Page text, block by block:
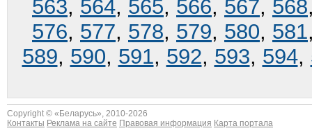
563, 564, 565, 566, 567, 568
576, 577, 578, 579, 580, 581
589, 590, 591, 592, 593, 594,
Copyright © « Беларусь», 2010-2026
Контакты Реклама на сайте Правовая информация Карта портала